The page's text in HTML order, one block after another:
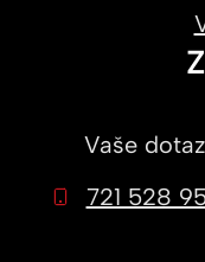
Vaše
721 528